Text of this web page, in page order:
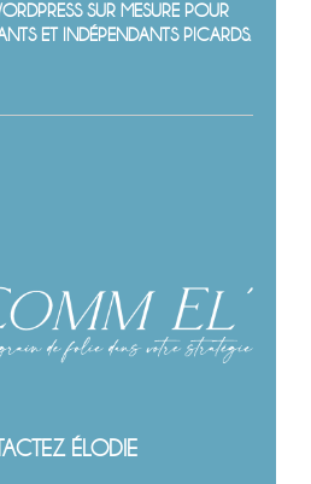
SUR MESURE POUR
ET INDÉPENDANTS PICARDS.
ÉLODIE